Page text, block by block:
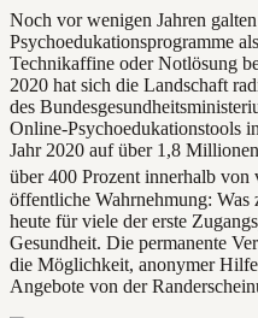
Noch vor wenigen Jahren
Psychoedukationsprogramme
Technikaffine oder Notlösung
2020 hat sich die Landschaft
des
Online-Psychoedukationstools
Jahr 2020 auf über 1,8
über 400 Prozent innerhalb von
öffentliche Wahrnehmung: Was
heute für viele der erste
Gesundheit. Die permanente
die Möglichkeit, anonymer
Angebote von der